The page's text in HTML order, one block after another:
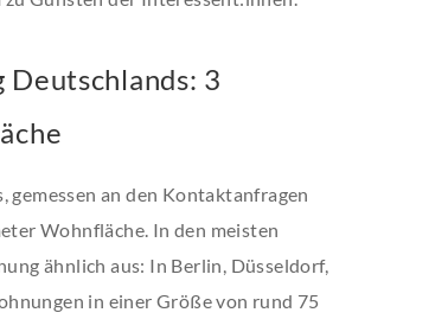
3
an den Kontaktanfragen
Wohnfläche. In den meisten
ähnlich aus: In Berlin, Düsseldorf,
in einer Größe von rund 75